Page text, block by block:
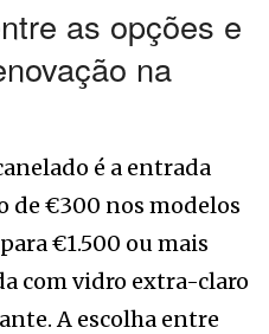
as opções e
na
é a entrada
de €300 nos modelos
€1.500 ou mais
com vidro extra-claro
A escolha entre